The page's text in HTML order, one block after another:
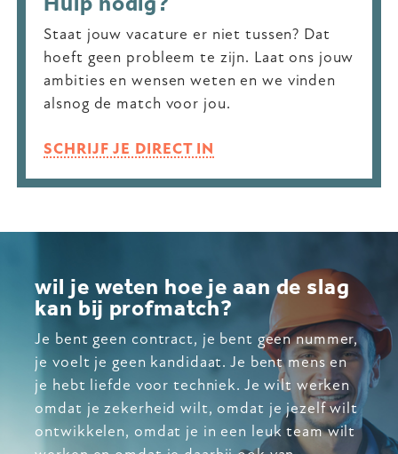
Staat jouw vacature er niet tussen? Dat
hoeft geen probleem te zijn. Laat ons jouw
ambities en wensen weten en we vinden
alsnog de match voor jou.
SCHRIJF JE DIRECT IN
wil je weten hoe je aan de slag
kan bij profmatch?
Je bent geen contract, je bent geen nummer,
je voelt je geen kandidaat. Je bent mens en
je hebt liefde voor techniek. Je wilt werken
omdat je zekerheid wilt, omdat je jezelf wilt
ontwikkelen, omdat je in een leuk team wilt